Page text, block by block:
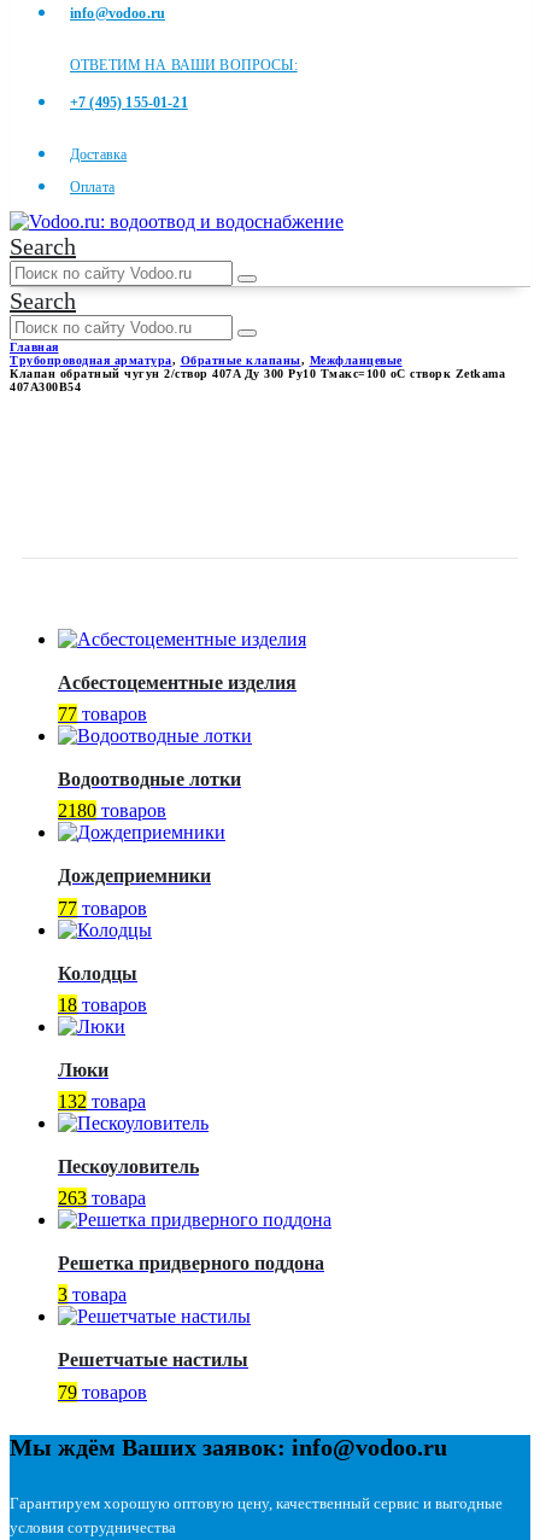
info@vodoo.ru
ОТВЕТИМ НА ВАШИ ВОПРОСЫ:
+7 (495) 155-01-21
Доставка
Оплата
Search
Search
Главная
Трубопроводная арматура, Обратные клапаны, Межфланцевые
Клапан обратный чугун 2/створ 407A Ду 300 Ру10 Тмакс=100 оС створк Zetkama
407A300B54
Асбестоцементные изделия
77 товаров
Водоотводные лотки
2180 товаров
Дождеприемники
77 товаров
Колодцы
18 товаров
Люки
132 товара
Пескоуловитель
263 товара
Решетка придверного поддона
3 товара
Решетчатые настилы
79 товаров
Мы ждём Ваших заявок: info@vodoo.ru
Гарантируем хорошую оптовую цену, качественный сервис и выгодные
условия сотрудничества